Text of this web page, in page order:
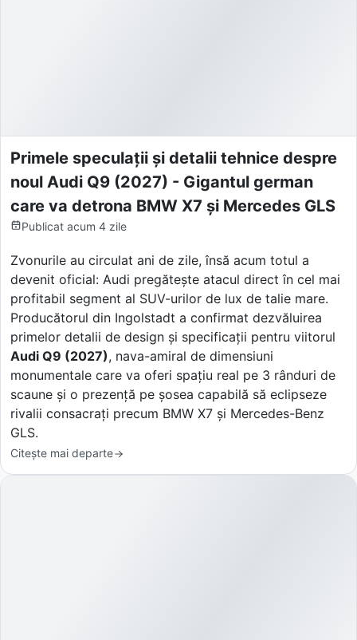
Primele speculații și detalii tehnice despre
noul Audi Q9 (2027) - Gigantul german
care va detrona BMW X7 și Mercedes GLS
Publicat acum 4 zile
Zvonurile au circulat ani de zile, însă acum totul a
devenit oficial: Audi pregătește atacul direct în cel mai
profitabil segment al SUV-urilor de lux de talie mare.
Producătorul din Ingolstadt a confirmat dezvăluirea
primelor detalii de design și specificații pentru viitorul
Audi Q9 (2027), nava-amiral de dimensiuni
monumentale care va oferi spațiu real pe 3 rânduri de
scaune și o prezență pe șosea capabilă să eclipseze
rivalii consacrați precum BMW X7 și Mercedes-Benz
GLS.
Citește mai departe